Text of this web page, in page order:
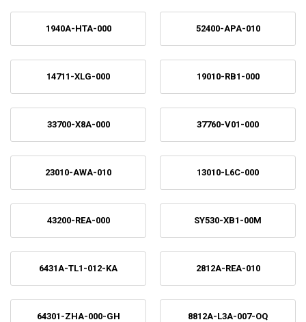
1940A-HTA-000 52400-APA-010
14711-XLG-000 19010-RB1-000
33700-X8A-000 37760-V01-000
23010-AWA-010 13010-L6C-000
43200-REA-000 SY530-XB1-00M
6431A-TL1-012-KA 2812A-REA-010
64301-ZHA-000-GH 8812A-L3A-007-OQ